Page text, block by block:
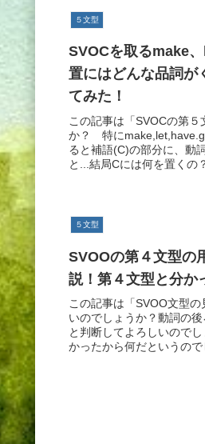
５文型
SVOCを取るmake
置にはどんな品詞が
てみた！
この記事は「SVOCの第
か？ 特に
ると補語(C)の部分に、動
と...結局Cには何を置くの
５文型
SVOOの第４文型の
説！第４文型と分か
この記事は「SVOO文型
いのでしょうか？動詞の
と判断してよろしいので
かったから何だというので